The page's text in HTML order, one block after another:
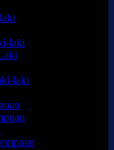
laki
laki